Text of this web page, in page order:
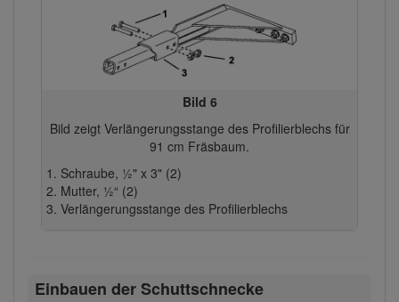
Bild 6
Bild zeigt Verlängerungsstange des Profilierblechs für
91 cm Fräsbaum.
Schraube, ½" x 3" (2)
Mutter, ½“ (2)
Verlängerungsstange des Profilierblechs
Einbauen der Schuttschnecke